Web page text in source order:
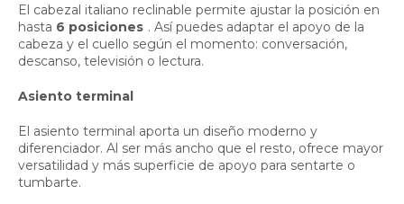
El cabezal italiano reclinable permite ajustar la posición en
hasta 6 posiciones . Así puedes adaptar el apoyo de la
cabeza y el cuello según el momento: conversación,
descanso, televisión o lectura.
Asiento terminal
El asiento terminal aporta un diseño moderno y
diferenciador. Al ser más ancho que el resto, ofrece mayor
versatilidad y más superficie de apoyo para sentarte o
tumbarte.